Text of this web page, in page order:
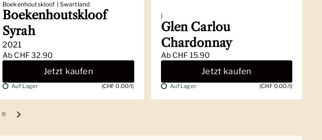
Boekenhoutskloof | Swartland
Boekenhoutskloof
Syrah
2021
Ab CHF 32.90
Jetzt kaufen
Auf Lager (CHF 0.00/l)
Glen Carlou
Chardonnay
Ab CHF 15.90
Jetzt kaufen
Auf Lager (CHF 0.00/l)
Nächste Folie